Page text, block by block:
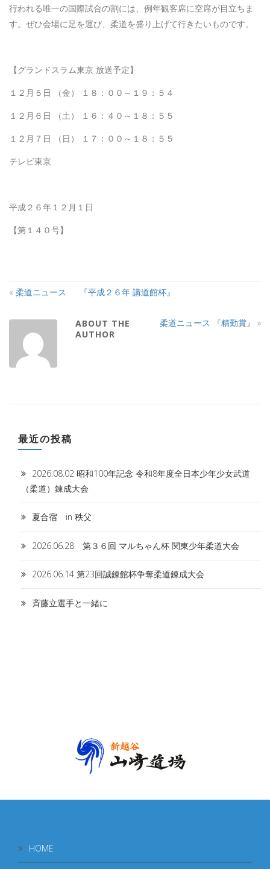
行われる唯一の国際試合の割には、例年観客席に空席が目立ちま
す。ぜひ会場に足を運び、柔道を盛り上げて行きたいものです。
【グランドスラム東京 放送予定】
１２月５日 （金） １８：００～１９：５４
１２月６日 （土） １６：４０～１８：５５
１２月７日 （日） １７：００～１８：５５
テレビ東京
平成２６年１２月１日
【第１４０号】
« 柔道ニュース 『平成２６年 講道館杯』
柔道ニュース 『精勤賞』 »
ABOUT THE
AUTHOR
最近の投稿
2026.08.02 昭和100年記念 令和8年度全日本少年少女武道
（柔道）錬成大会
夏合宿 in 秩父
2026.06.28 第３６回 マルちゃん杯 関東少年柔道大会
2026.06.14 第23回誠錬館杯争奪柔道錬成大会
斉藤立選手と一緒に
HOME